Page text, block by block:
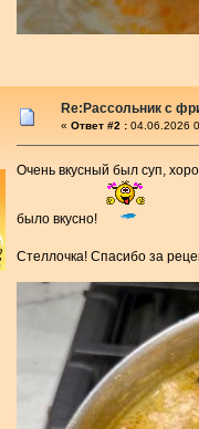
Re:Рассольник с
« Ответ #2 : 04.06.2026
Очень вкусный был суп,
было вкусно!
Стеллочка! Спасибо за